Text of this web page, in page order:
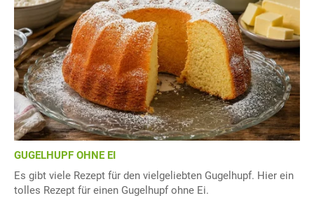
GUGELHUPF OHNE EI
Es gibt viele Rezept für den vielgeliebten Gugelhupf. Hier ein
tolles Rezept für einen Gugelhupf ohne Ei.